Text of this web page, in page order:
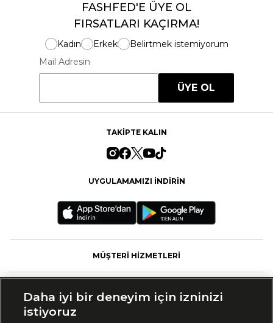
FASHFED'E ÜYE OL
FIRSATLARI KAÇIRMA!
Kadın Erkek
Belirtmek istemiyorum
Mail Adresin
ÜYE OL
TAKİPTE KALIN
UYGULAMAMIZI İNDİRİN
MÜŞTERİ HİZMETLERİ
Daha iyi bir deneyim için izninizi
istiyoruz